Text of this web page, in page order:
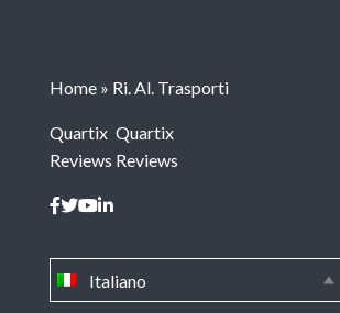
Italiano
Home » Ri. Al. Trasporti
Quartix
Reviews
Quartix
Reviews